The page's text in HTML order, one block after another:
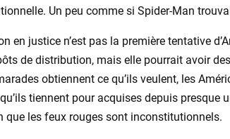
Un peu comme si Spider-Man
en justice n’est pas la première tentative
de distribution, mais elle pourrait avoir
obtiennent ce qu’ils veulent, les
tiennent pour acquises depuis presque
que les feux rouges sont inconstitutionnels.